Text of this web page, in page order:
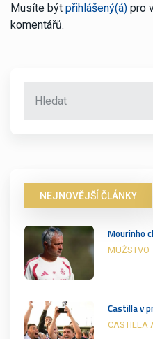
Musíte být přihlášený(á) pro
komentářů.
NEJNOVĚJŠÍ ČLÁNKY
Mourinho
MUŽSTVO
Castilla v
CASTILLA